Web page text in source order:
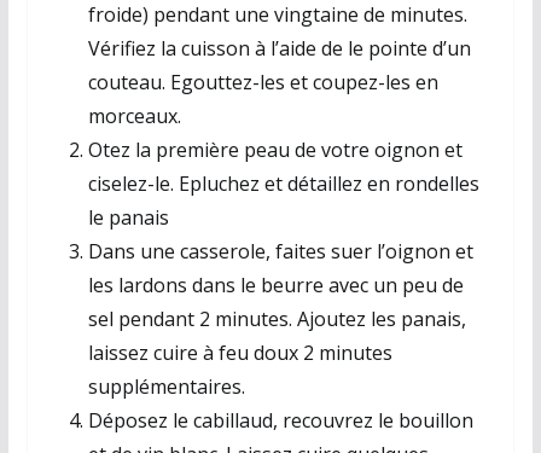
froide) pendant une vingtaine de minutes.
Vérifiez la cuisson à l’aide de le pointe d’un
couteau. Egouttez-les et coupez-les en
morceaux.
Otez la première peau de votre oignon et
ciselez-le. Epluchez et détaillez en rondelles
le panais
Dans une casserole, faites suer l’oignon et
les lardons dans le beurre avec un peu de
sel pendant 2 minutes. Ajoutez les panais,
laissez cuire à feu doux 2 minutes
supplémentaires.
Déposez le cabillaud, recouvrez le bouillon